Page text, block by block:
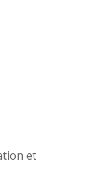
et